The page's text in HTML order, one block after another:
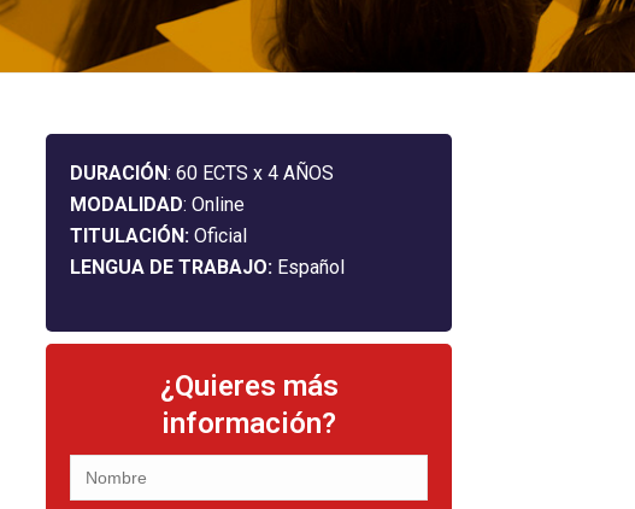
DURACIÓN: 60 ECTS x 4 AÑOS
MODALIDAD: Online
TITULACIÓN:Oficial
LENGUA DE TRABAJO: Español
¿Quieres más
información?